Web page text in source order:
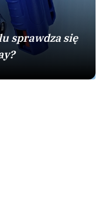
sprawdza się